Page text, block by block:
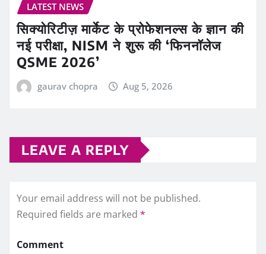
LATEST NEWS
सिक्योरिटीज़ मार्केट के प्रोफेशनल्स के ज्ञान की
नई परीक्षा, NISM ने शुरू की ‘फिननॉलेज
QSME 2026’
gaurav chopra Aug 5, 2026
LEAVE A REPLY
Your email address will not be published.
Required fields are marked *
Comment